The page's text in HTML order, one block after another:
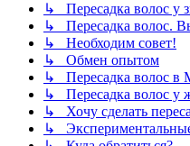
↳ Пересадка волос у
↳ Пересадка волос.
↳ Необходим совет!
↳ Обмен опытом
↳ Пересадка волос в
↳ Пересадка волос у
↳ Хочу сделать
↳